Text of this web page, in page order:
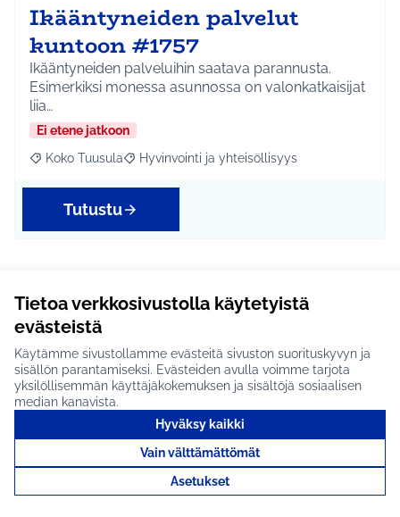
Tietoa verkkosivustolla käytetyistä
evästeistä
Käytämme sivustollamme evästeitä sivuston suorituskyvyn ja
sisällön parantamiseksi. Evästeiden avulla voimme tarjota
yksilöllisemmän käyttäjäkokemuksen ja sisältöjä sosiaalisen
median kanavista.
Hyväksy kaikki
Vain välttämättömät
Asetukset
Ikääntyneiden palvelut
kuntoon #1757
Ikääntyneiden palveluihin saatava parannusta.
Esimerkiksi monessa asunnossa on valonkatkaisijat
liia…
Ei etene jatkoon
Rajaa tulokset aihepiirin mukaan: Koko Tuusula
Koko Tuusula Rajaa tulokset teeman mukaan: Hyvinvointi ja
Hyvinvointi ja yhteisöllisyys
Tutustu
Piilipuiston markkinat #1699
Keväällä asukkaat voivat tulla pitämään kirpputoria
Piilipuiston hiekkakentällä. Näin alueen asukkaa…
Etenee jatkoon
Rajaa tulokset aihepiirin mukaan: Hyrylä
Hyrylä Rajaa tulokset teeman mukaan: Hyvinvointi ja
Hyvinvointi ja yhteisöllisyys